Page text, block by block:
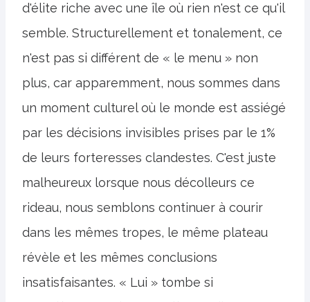
d'élite riche avec une île où rien n'est ce qu'il
semble. Structurellement et tonalement, ce
n'est pas si différent de « le menu » non
plus, car apparemment, nous sommes dans
un moment culturel où le monde est assiégé
par les décisions invisibles prises par le 1%
de leurs forteresses clandestes. C'est juste
malheureux lorsque nous décolleurs ce
rideau, nous semblons continuer à courir
dans les mêmes tropes, le même plateau
révèle et les mêmes conclusions
insatisfaisantes. « Lui » tombe si